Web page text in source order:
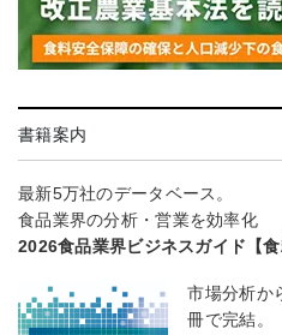
書籍案内
最新5万社のデータベース。
食品業界の分析・営業を効率化
2026食品業界ビジネスガイド【食
市場分析か
冊で完結。